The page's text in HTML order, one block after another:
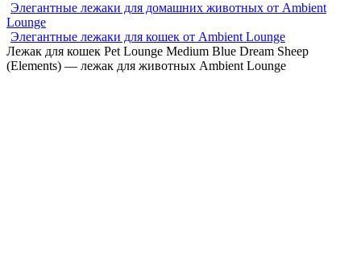
Элегантные лежаки для домашних животных от Ambient
Lounge
Элегантные лежаки для кошек от Ambient Lounge
Лежак для кошек Pet Lounge Medium Blue Dream Sheep
(Elements) — лежак для животных Ambient Lounge